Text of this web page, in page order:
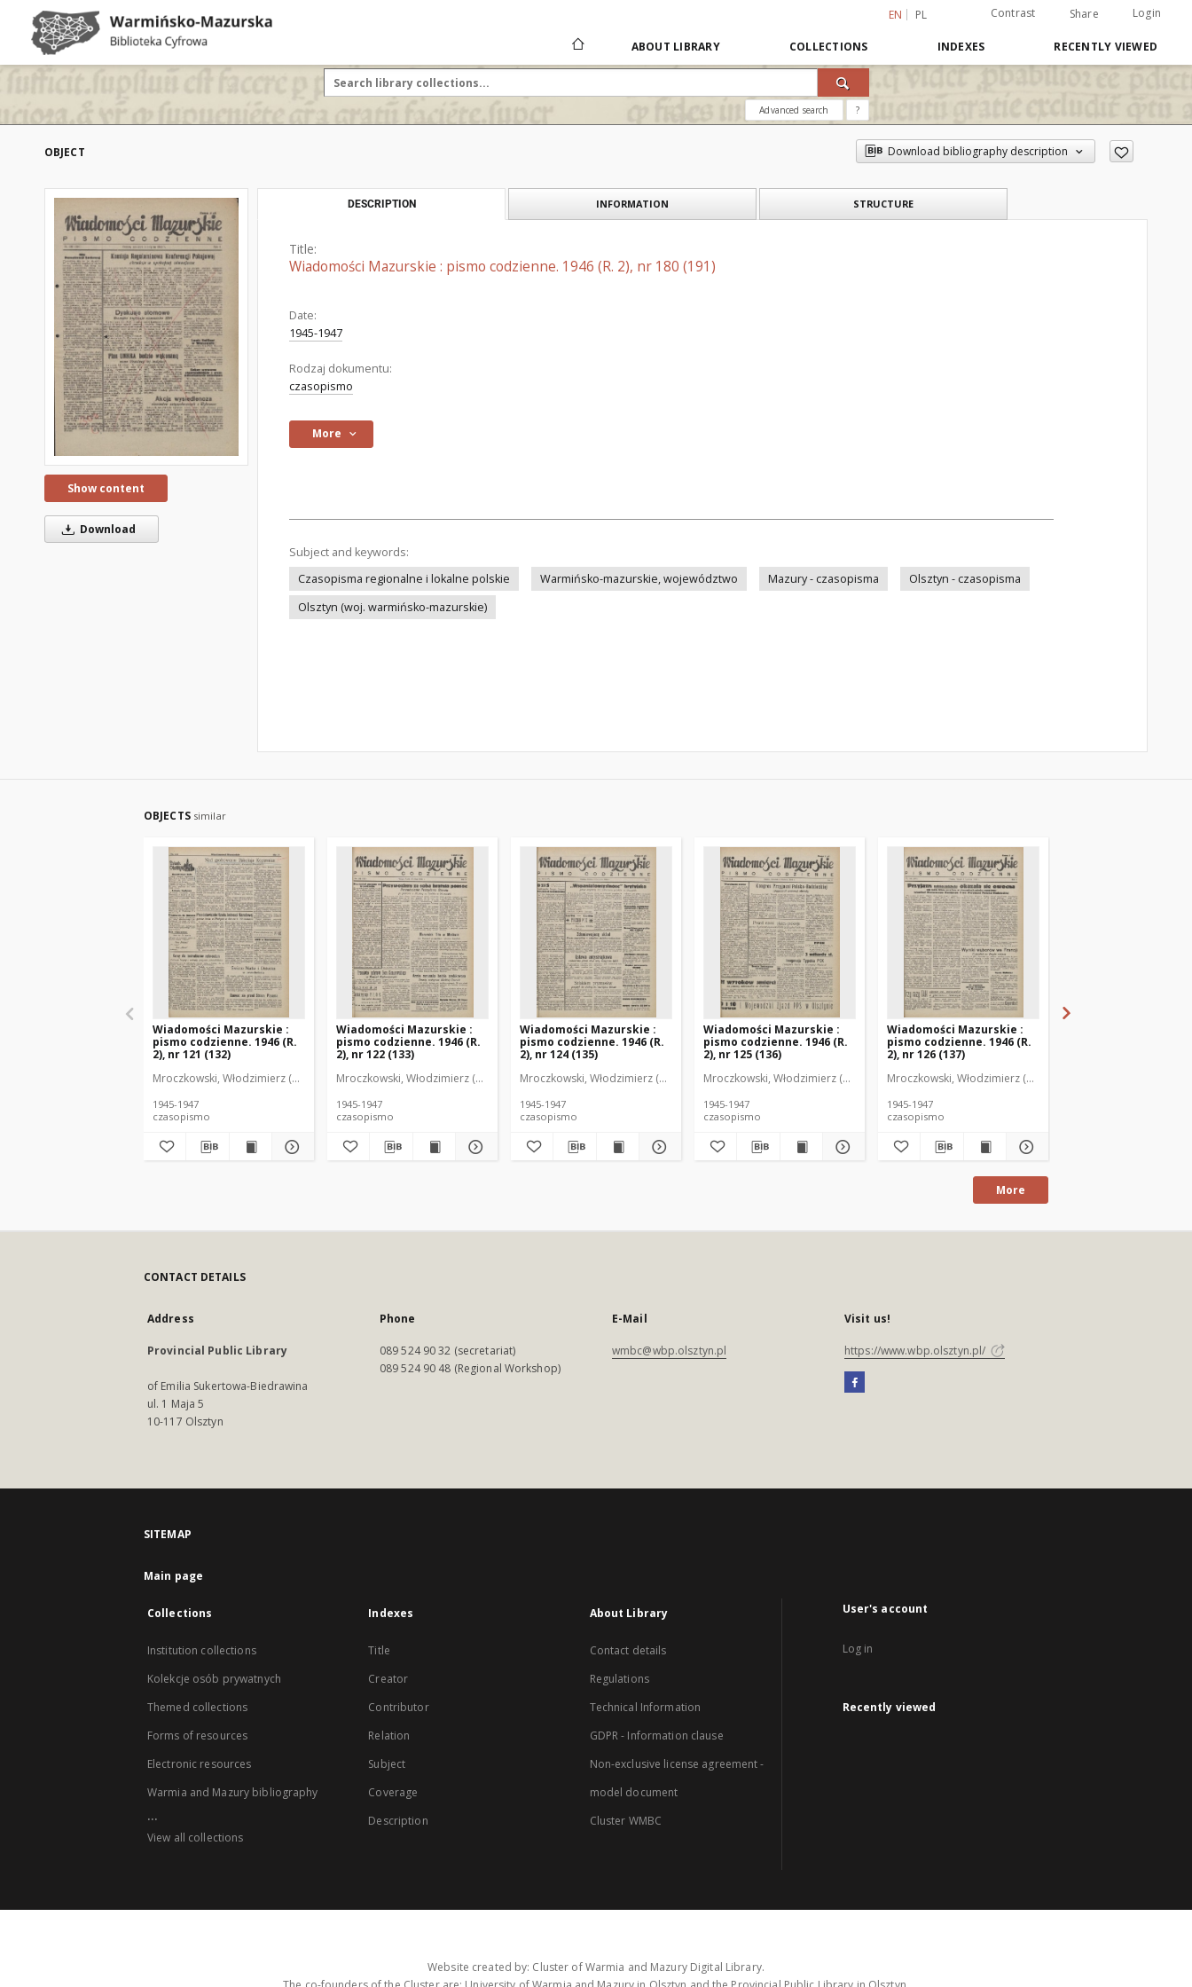
EN PL Contrast Share Login
ABOUT LIBRARY COLLECTIONS INDEXES RECENTLY VIEWED
Advanced search ?
OBJECT Download bibliography description
Show content
Download
DESCRIPTION INFORMATION STRUCTURE
Title:
Wiadomości Mazurskie : pismo codzienne. 1946 (R. 2), nr 180 (191)
Date:
1945-1947
Rodzaj dokumentu:
czasopismo
More
Subject and keywords:
Czasopisma regionalne i lokalne polskie
Warmińsko-mazurskie, województwo Mazury - czasopisma
Olsztyn - czasopisma
Olsztyn (woj. warmińsko-mazurskie)
OBJECTS similar
Wiadomości Mazurskie :
pismo codzienne. 1946 (R.
2), nr 121 (132)
Mroczkowski, Włodzimierz (1902-1971). Redaktor
1945-1947
czasopismo
Wiadomości Mazurskie :
pismo codzienne. 1946 (R.
2), nr 122 (133)
Mroczkowski, Włodzimierz (1902-1971). Redaktor
1945-1947
czasopismo
Wiadomości Mazurskie :
pismo codzienne. 1946 (R.
2), nr 124 (135)
Mroczkowski, Włodzimierz (1902-1971). Redaktor
1945-1947
czasopismo
Wiadomości Mazurskie :
pismo codzienne. 1946 (R.
2), nr 125 (136)
Mroczkowski, Włodzimierz (1902-1971). Redaktor
1945-1947
czasopismo
Wiadomości Mazurskie :
pismo codzienne. 1946 (R.
2), nr 126 (137)
Mroczkowski, Włodzimierz (1902-1971). Redaktor
1945-1947
czasopismo
More
CONTACT DETAILS
Address
Provincial Public Library
of Emilia Sukertowa-Biedrawina
ul. 1 Maja 5
10-117 Olsztyn
Phone
089 524 90 32 (secretariat)
089 524 90 48 (Regional Workshop)
E-Mail
wmbc@wbp.olsztyn.pl
Visit us!
https://www.wbp.olsztyn.pl/
SITEMAP
Main page
Collections
Institution collections
Kolekcje osób prywatnych
Themed collections
Forms of resources
Electronic resources
Warmia and Mazury bibliography
...
View all collections
Indexes
Title
Creator
Contributor
Relation
Subject
Coverage
Description
About Library
Contact details
Regulations
Technical Information
GDPR - Information clause
Non-exclusive license agreement -
model document
Cluster WMBC
User's account
Log in
Recently viewed
Website created by: Cluster of Warmia and Mazury Digital Library.